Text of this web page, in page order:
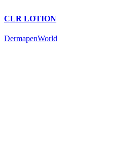
CLR LOTION
DermapenWorld